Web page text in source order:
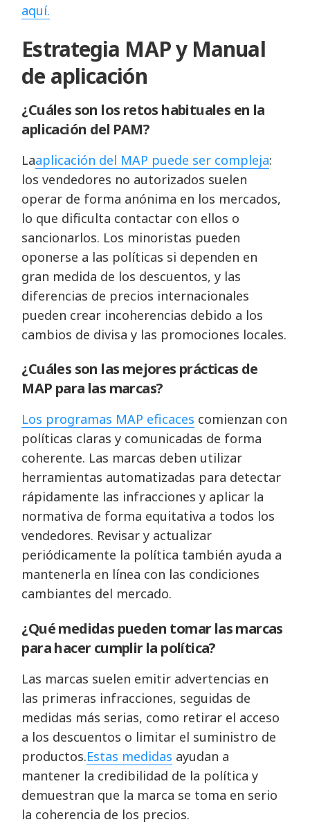
aquí.
Estrategia MAP y Manual
de aplicación
¿Cuáles son los retos habituales en la
aplicación del PAM?
Laaplicación del MAP puede ser compleja:
los vendedores no autorizados suelen
operar de forma anónima en los mercados,
lo que dificulta contactar con ellos o
sancionarlos. Los minoristas pueden
oponerse a las políticas si dependen en
gran medida de los descuentos, y las
diferencias de precios internacionales
pueden crear incoherencias debido a los
cambios de divisa y las promociones locales.
¿Cuáles son las mejores prácticas de
MAP para las marcas?
Los programas MAP eficaces comienzan con
políticas claras y comunicadas de forma
coherente. Las marcas deben utilizar
herramientas automatizadas para detectar
rápidamente las infracciones y aplicar la
normativa de forma equitativa a todos los
vendedores. Revisar y actualizar
periódicamente la política también ayuda a
mantenerla en línea con las condiciones
cambiantes del mercado.
¿Qué medidas pueden tomar las marcas
para hacer cumplir la política?
Las marcas suelen emitir advertencias en
las primeras infracciones, seguidas de
medidas más serias, como retirar el acceso
a los descuentos o limitar el suministro de
productos.Estas medidas ayudan a
mantener la credibilidad de la política y
demuestran que la marca se toma en serio
la coherencia de los precios.